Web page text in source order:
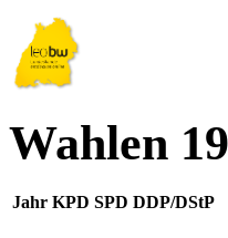
Wahlen
Jahr KPD SPD DDP/DStP